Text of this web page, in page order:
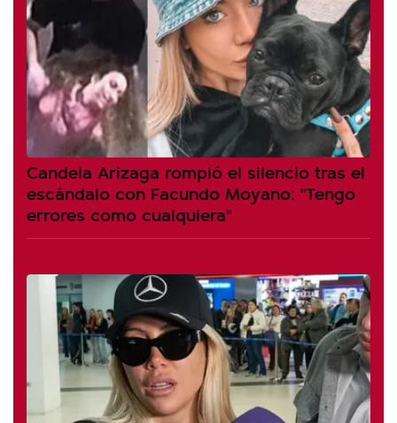
Candela Arizaga rompió el silencio tras el
escándalo con Facundo Moyano: "Tengo
errores como cualquiera"